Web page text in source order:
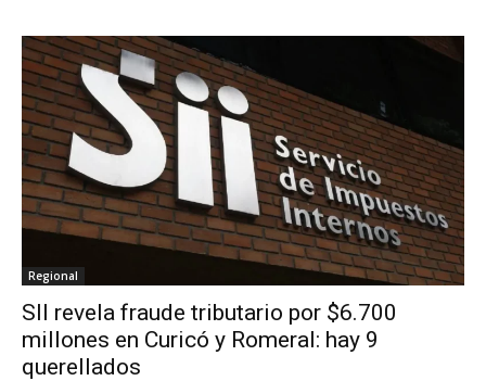
Regional
SII revela fraude tributario por $6.700
millones en Curicó y Romeral: hay 9
querellados